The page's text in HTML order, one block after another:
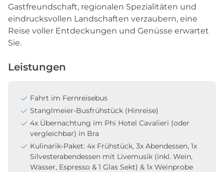
Gastfreundschaft, regionalen Spezialitäten und
eindrucksvollen Landschaften verzaubern, eine
Reise voller Entdeckungen und Genüsse erwartet
Sie.
Leistungen
Fahrt im Fernreisebus
Stanglmeier-Busfrühstück (Hinreise)
4x Übernachtung im Phi Hotel Cavalieri (oder
vergleichbar) in Bra
Kulinarik-Paket: 4x Frühstück, 3x Abendessen, 1x
Silvesterabendessen mit Livemusik (inkl. Wein,
Wasser, Espresso & 1 Glas Sekt) & 1x Weinprobe